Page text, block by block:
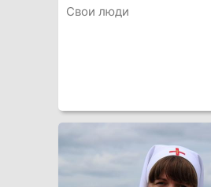
Свои люди